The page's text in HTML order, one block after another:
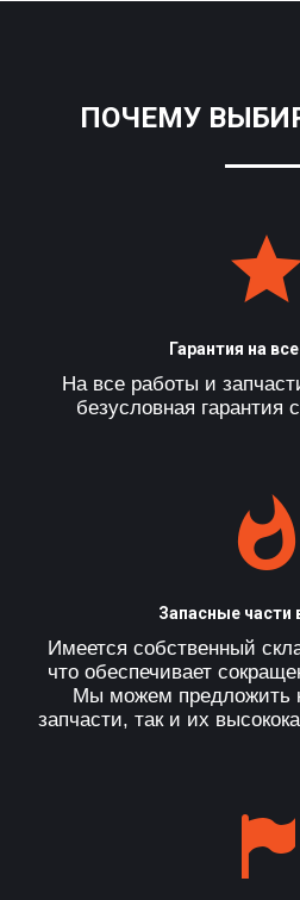
ПОЧЕМУ
Гарантия на
На все работы и
безусловная гарантия
Запасные части
Имеется собственный
что обеспечивает
Мы можем предложить
запчасти, так и их